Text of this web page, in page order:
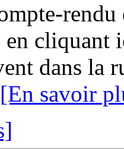
cliquant
dans
[En savoir